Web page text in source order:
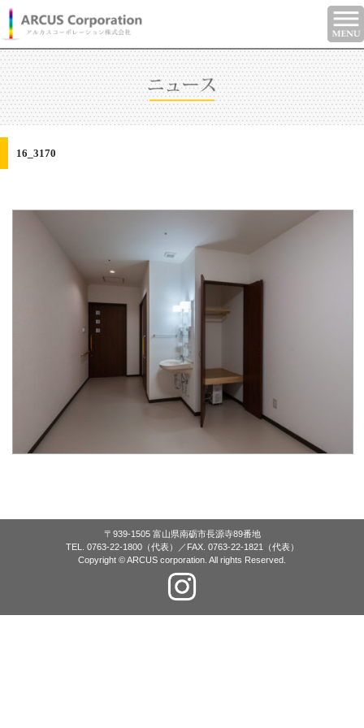
16_3170
〒939-1505 富山県南砺市長源寺89番地
TEL. 0763-22-1800（代表）／FAX. 0763-22-1821（代表）
Copyright © ARCUS corporation. All rights Reserved.